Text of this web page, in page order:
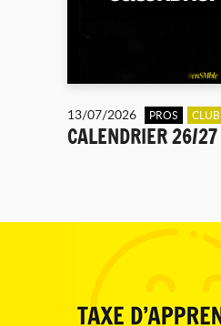
13/07/2026 PROS CLUB
CALENDRIER 26/27